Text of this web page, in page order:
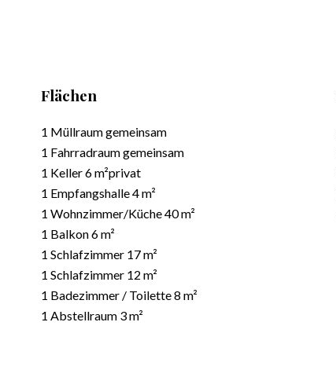
Flächen
1 Müllraumgemeinsam
1 Fahrradraumgemeinsam
1 Keller6 m²privat
1 Empfangshalle4 m²
1 Wohnzimmer/Küche40 m²
1 Balkon6 m²
1 Schlafzimmer 17 m²
1 Schlafzimmer 12 m²
1 Badezimmer / Toilette8 m²
1 Abstellraum 3 m²